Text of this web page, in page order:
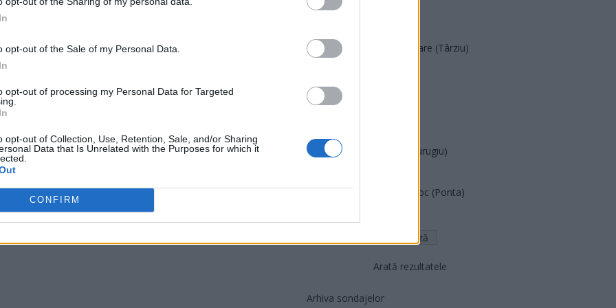
opt-out of the Sale of my Personal Data.
opt-out of processing my Personal Data for Targeted
opt-out of Collection, Use, Retention, Sale, and/or Sharing
Data that Is Unrelated with the Purposes for which it
CONFIRM
sale, Vanessa Youness.
a ieșit din schema Cotrocenilor, la fel de
motiv: ayahuasca! Mai exact, clinica de la Răcari
„N-aș vrea să fiu răutăcios, că de sărbători
ex-colega mea din frageda ei pruncie, n-a
de stat”.
POT (Gavrilă)
Acțiunea Conservatoare (Târziu)
PUSL (D. Voiculescu)
PNȚCD (Pavelescu)
Partidul Patrioților (Surugiu)
România pe Primul Loc (Ponta)
Arată rezultatele
Arhiva sondajelor